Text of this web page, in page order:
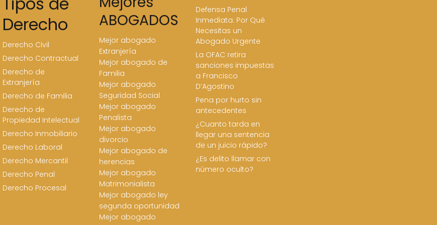
Derecho
Derecho Civil
Derecho Contractual
Derecho de
Extranjería
Derecho de Familia
Derecho de
Propiedad Intelectual
Derecho Inmobiliario
Derecho Laboral
Derecho Mercantil
Derecho Penal
Derecho Procesal
ABOGADOS
Mejor abogado
Extranjería
Mejor abogado de
Familia
Mejor abogado
Seguridad Social
Mejor abogado
Penalista
Mejor abogado
divorcio
Mejor abogado de
herencias
Mejor abogado
Matrimonialista
Mejor abogado ley
segunda oportunidad
Mejor abogado
Defensa Penal
Inmediata: Por Qué
Necesitas un
Abogado Urgente
La OFAC retira
sanciones impuestas
a Francisco
D’Agostino
Pena por hurto sin
antecedentes
¿Cuanto tarda en
llegar una sentencia
de un juicio rápido?
¿Es delito llamar con
número oculto?